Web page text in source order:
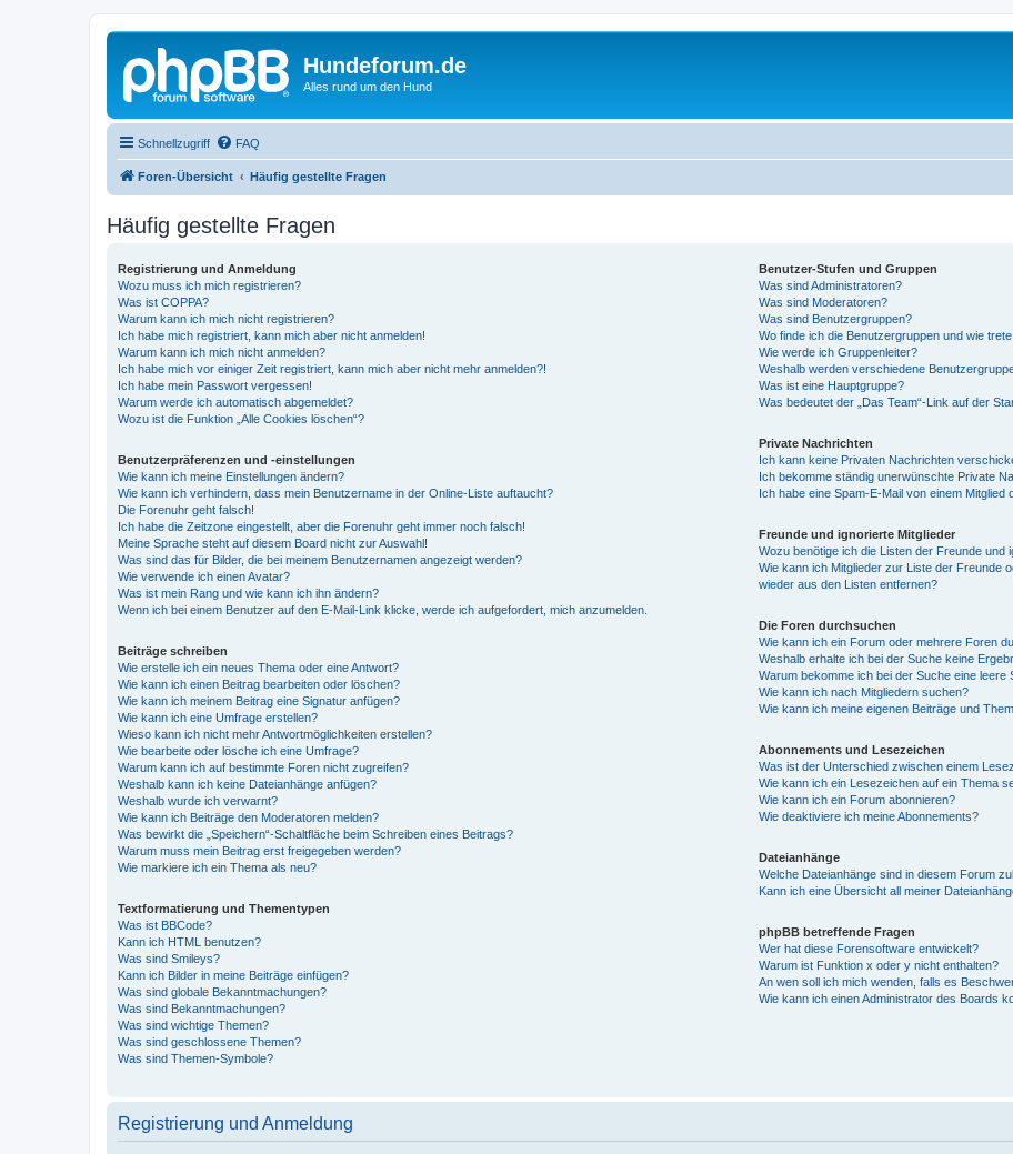
Hundeforum.de
Alles rund um den Hund
Schnellzugriff FAQ
Foren-Übersicht Häufig gestellte Fragen
Häufig gestellte Fragen
Registrierung und Anmeldung
Wozu muss ich mich registrieren?
Was ist COPPA?
Warum kann ich mich nicht registrieren?
Ich habe mich registriert, kann mich aber nicht anmelden!
Warum kann ich mich nicht anmelden?
Ich habe mich vor einiger Zeit registriert, kann mich aber nicht mehr anmelden?!
Ich habe mein Passwort vergessen!
Warum werde ich automatisch abgemeldet?
Wozu ist die Funktion „Alle Cookies löschen“?
Benutzerpräferenzen und -einstellungen
Wie kann ich meine Einstellungen ändern?
Wie kann ich verhindern, dass mein Benutzername in der Online-Liste auftaucht?
Die Forenuhr geht falsch!
Ich habe die Zeitzone eingestellt, aber die Forenuhr geht immer noch falsch!
Meine Sprache steht auf diesem Board nicht zur Auswahl!
Was sind das für Bilder, die bei meinem Benutzernamen angezeigt werden?
Wie verwende ich einen Avatar?
Was ist mein Rang und wie kann ich ihn ändern?
Wenn ich bei einem Benutzer auf den E-Mail-Link klicke, werde ich aufgefordert, mich anzumelden.
Beiträge schreiben
Wie erstelle ich ein neues Thema oder eine Antwort?
Wie kann ich einen Beitrag bearbeiten oder löschen?
Wie kann ich meinem Beitrag eine Signatur anfügen?
Wie kann ich eine Umfrage erstellen?
Wieso kann ich nicht mehr Antwortmöglichkeiten erstellen?
Wie bearbeite oder lösche ich eine Umfrage?
Warum kann ich auf bestimmte Foren nicht zugreifen?
Weshalb kann ich keine Dateianhänge anfügen?
Weshalb wurde ich verwarnt?
Wie kann ich Beiträge den Moderatoren melden?
Was bewirkt die „Speichern“-Schaltfläche beim Schreiben eines Beitrags?
Warum muss mein Beitrag erst freigegeben werden?
Wie markiere ich ein Thema als neu?
Textformatierung und Thementypen
Was ist BBCode?
Kann ich HTML benutzen?
Was sind Smileys?
Kann ich Bilder in meine Beiträge einfügen?
Was sind globale Bekanntmachungen?
Was sind Bekanntmachungen?
Was sind wichtige Themen?
Was sind geschlossene Themen?
Was sind Themen-Symbole?
Benutzer-Stufen und Gruppen
Was sind Administratoren?
Was sind Moderatoren?
Was sind Benutzergruppen?
Wo finde ich die Benutzergruppen und wie
Wie werde ich Gruppenleiter?
Weshalb werden verschiedene
Was ist eine Hauptgruppe?
Was bedeutet der „Das Team“-Link auf der
Private Nachrichten
Ich kann keine Privaten Nachrichten
Ich bekomme ständig unerwünschte Private
Ich habe eine Spam-E-Mail von einem Mitglied
Freunde und ignorierte Mitglieder
Wozu benötige ich die Listen der Freunde und
Wie kann ich Mitglieder zur Liste der Freunde
wieder aus den Listen entfernen?
Die Foren durchsuchen
Wie kann ich ein Forum oder mehrere Foren
Weshalb erhalte ich bei der Suche keine
Warum bekomme ich bei der Suche eine leere
Wie kann ich nach Mitgliedern suchen?
Wie kann ich meine eigenen Beiträge und
Abonnements und Lesezeichen
Was ist der Unterschied zwischen einem
Wie kann ich ein Lesezeichen auf ein Thema
Wie kann ich ein Forum abonnieren?
Wie deaktiviere ich meine Abonnements?
Dateianhänge
Welche Dateianhänge sind in diesem Forum
Kann ich eine Übersicht all meiner
phpBB betreffende Fragen
Wer hat diese Forensoftware entwickelt?
Warum ist Funktion x oder y nicht enthalten?
An wen soll ich mich wenden, falls es
Wie kann ich einen Administrator des Boards
Registrierung und Anmeldung